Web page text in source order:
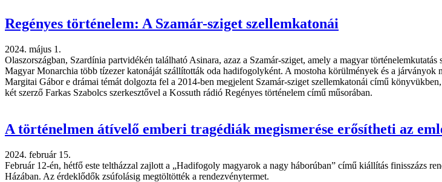
Regényes történelem: A Szamár-sziget szellemkatonái
2024. május 1.
Olaszországban, Szardínia partvidékén található Asinara, azaz a Szamár-sziget, amely a magyar
Magyar Monarchia több tízezer katonáját szállították oda hadifogolyként. A mostoha körülmények és a járványok
Margitai Gábor e drámai témát dolgozta fel a 2014-ben megjelent Szamár-sziget szellemkatonái című
két szerző Farkas Szabolcs szerkesztővel a Kossuth rádió Regényes történelem című műsorában.
A történelmen átívelő emberi tragédiák megismerése erősítheti az
2024. február 15.
Február 12-én, hétfő este teltházzal zajlott a „Hadifogoly magyarok a nagy háborúban” című kiállítás finisszázs
Házában. Az érdeklődők zsúfolásig megtöltötték a rendezvénytermet.